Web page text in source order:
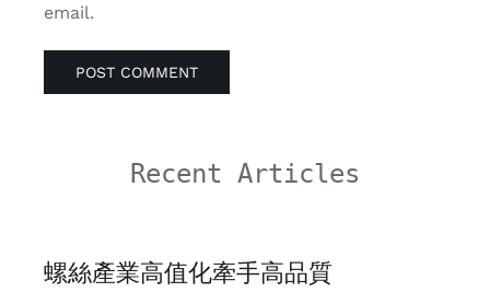
email.
Recent Articles
螺絲產業高值化牽手高品質